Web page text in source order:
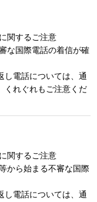
関するご注意
な国際電話の着信が確
し電話については、通
くれぐれもご注意くだ
関するご注意
から始まる不審な国際
し電話については、通